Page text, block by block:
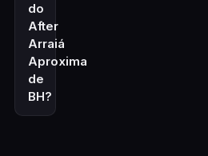
do
After
Arraiá
Aproxima
de
BH?